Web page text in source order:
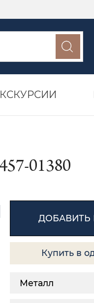
01380
ДОБАВИТЬ
Купить в
Металл